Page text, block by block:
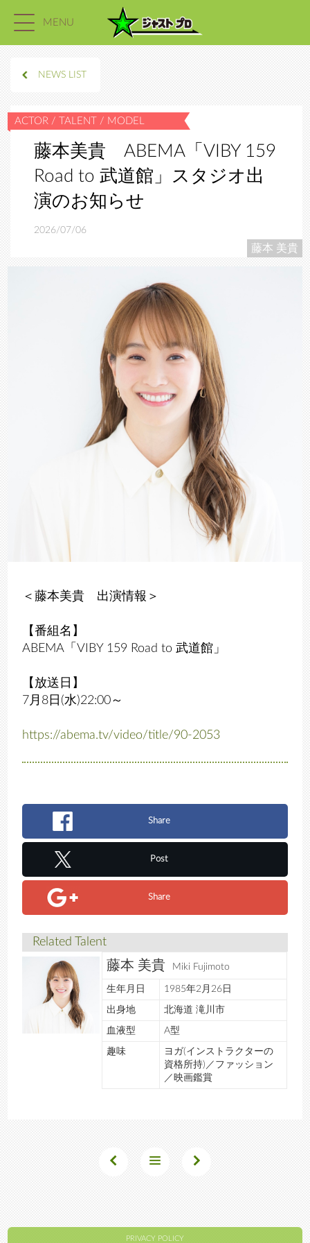
MENU
NEWS LIST
藤本美貴 ABEMA「VIBY 159
Road to 武道館」スタジオ出
演のお知らせ
2026/07/06
藤本 美貴
＜藤本美貴 出演情報＞
【番組名】
ABEMA「VIBY 159 Road to 武道館」
【放送日】
7月8日(水)22:00～
https://abema.tv/video/title/90-2053
Share
Post
Share
Related Talent
藤本 美貴 Miki Fujimoto
生年月日 1985年2月26日
出身地 北海道 滝川市
血液型 A型
趣味
ヨガ(インストラクターの
資格所持)／ファッション
／映画鑑賞
PRIVACY POLICY